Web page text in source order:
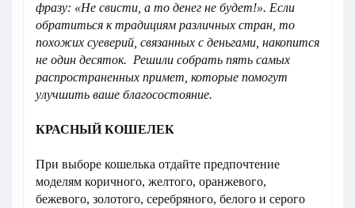
фразу: «Не свисти, а то денег не будет!». Если
обратиться к традициям различных стран, то
похожих суеверий, связанных с деньгами, накопится
не один десяток. Решили собрать пять самых
распространенных примет, которые помогут
улучшить ваше благосостояние.
КРАСНЫЙ КОШЕЛЕК
При выборе кошелька отдайте предпочтение
моделям коричного, желтого, оранжевого,
бежевого, золотого, серебряного, белого и серого